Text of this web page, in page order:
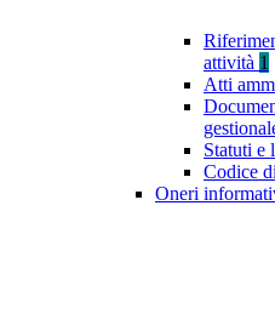
attività 1
Atti
Statuti e
Codice
Oneri